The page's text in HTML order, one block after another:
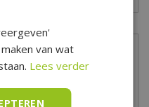
voor de doe-het-zelver!
van wat
Lees verder